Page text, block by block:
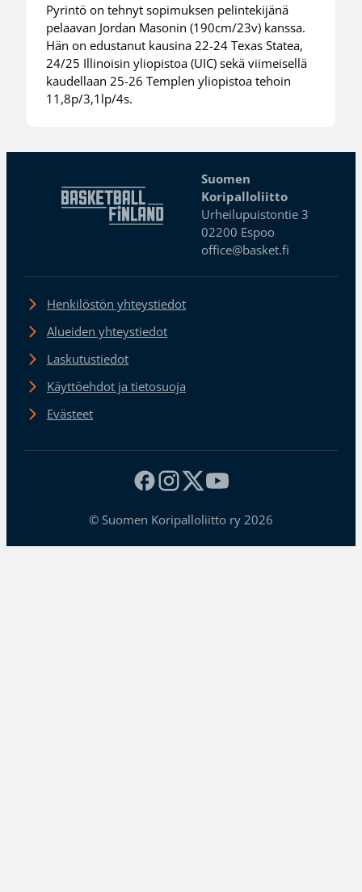
Pyrintö on tehnyt sopimuksen pelintekijänä
pelaavan Jordan Masonin (190cm/23v) kanssa.
Hän on edustanut kausina 22-24 Texas Statea,
24/25 Illinoisin yliopistoa (UIC) sekä viimeisellä
kaudellaan 25-26 Templen yliopistoa tehoin
11,8p/3,1lp/4s.
Suomen
Koripalloliitto
Urheilupuistontie 3
02200 Espoo
office@basket.fi
Henkilöstön yhteystiedot
Alueiden yhteystiedot
Laskutustiedot
Käyttöehdot ja tietosuoja
Evästeet
© Suomen Koripalloliitto ry 2026